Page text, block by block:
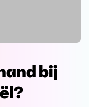
Download
Download
bij